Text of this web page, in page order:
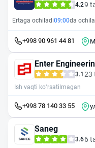
4.29
Ertaga ochiladi09:00da
+998 90 961 44 81
Enter
3.1 23
Ish vaqti ko‘rsatilmagan
+998 78 140 33 55
Saneg
3.66